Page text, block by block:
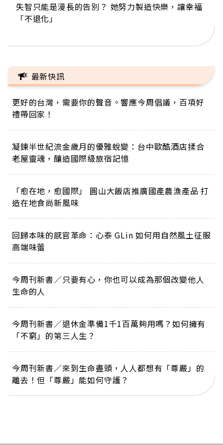
失智只能是漫長的告別？ 她努力製造快樂，讓幸福
「不退化」
來自剛果的巧克力神父 為台灣奉獻36年 「台灣是我
的家，我連作夢都講台語！」
63歲卸矽谷副總、搬回台灣找快樂！「蛋黃哥小
丑」走進安養院，逗樂上萬爺奶：退休後才開始真
104歲打破金氏世界紀錄 成為全球最年長羽球選
手，分享長壽的秘密原來是「這個」
事業巔峰他選擇追夢…黑手阿伯拉小提琴還登上小
巨蛋！連CNN都大讚！
最新快訊
更好的台灣，需要你的聲音。響應今周倡議，百項好
禮帶回家！
凝鍊半世紀流金歲月的優雅蛻變：台中歐酷酒店揉合
老屋靈魂，釀造國際級旅宿記憶
「愈在地，愈國際」 圓山大飯店推廣國產農漁產品 打
造在地食尚新風味
回歸本味的感官革命：心泰 GLin 如何用自然風土征服
高端味蕾
今周刊新書／只要有心，你也可以成為那個改變他人
生命的人
今周刊新書／退休金準備1千1百萬夠用嗎？如何擁有
「不窮」的第三人生？
今周刊新書／來到生命盡頭，人人都想有「尊嚴」的
離去！但「尊嚴」能如何守護？